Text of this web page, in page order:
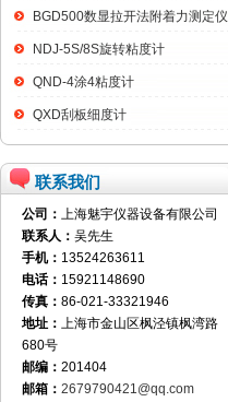
BGD500数显拉开法附着力测定仪
NDJ-5S/8S旋转粘度计
QND-4涂4粘度计
QXD刮板细度计
联系我们
公司： 上海魅宇仪器设备有限公司
联系人： 吴先生
手机： 13524263611
电话： 15921148690
传真： 86-021-33321946
地址： 上海市金山区枫泾镇枫湾路
680号
邮编： 201404
邮箱： 2679790421@qq.com